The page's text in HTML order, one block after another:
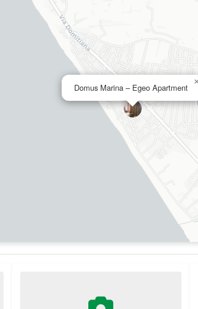
Domus Marina – Egeo Apartment
×